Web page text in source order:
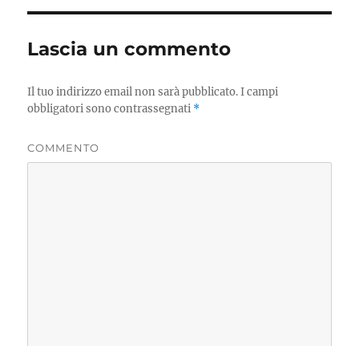
Lascia un commento
Il tuo indirizzo email non sarà pubblicato.I campi
obbligatori sono contrassegnati *
COMMENTO